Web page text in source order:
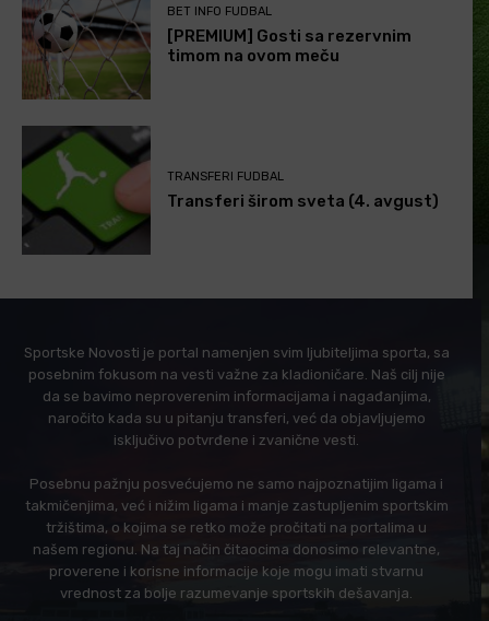
BET INFO FUDBAL
[PREMIUM] Gosti sa rezervnim
timom na ovom meču
TRANSFERI FUDBAL
Transferi širom sveta (4. avgust)
Sportske Novosti je portal namenjen svim ljubiteljima sporta, sa
posebnim fokusom na vesti važne za kladioničare. Naš cilj nije
da se bavimo neproverenim informacijama i nagađanjima,
naročito kada su u pitanju transferi, već da objavljujemo
isključivo potvrđene i zvanične vesti.
Posebnu pažnju posvećujemo ne samo najpoznatijim ligama i
takmičenjima, već i nižim ligama i manje zastupljenim sportskim
tržištima, o kojima se retko može pročitati na portalima u
našem regionu. Na taj način čitaocima donosimo relevantne,
proverene i korisne informacije koje mogu imati stvarnu
vrednost za bolje razumevanje sportskih dešavanja.